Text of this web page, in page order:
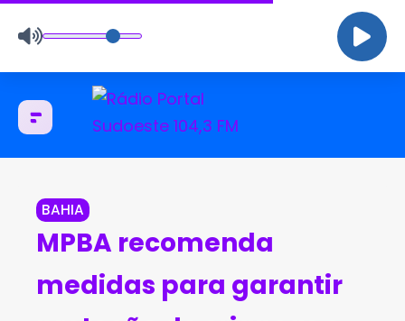
BAHIA
MPBA recomenda
medidas para garantir